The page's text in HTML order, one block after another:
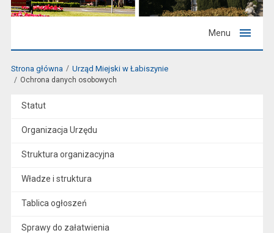
Menu
Strona główna Urząd Miejski w Łabiszynie
Ochrona danych osobowych
Statut
Organizacja Urzędu
Struktura organizacyjna
Władze i struktura
Tablica ogłoszeń
Sprawy do załatwienia